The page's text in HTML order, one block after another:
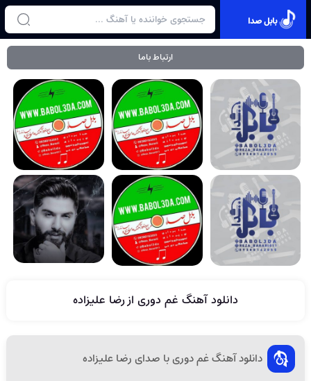
بابل صدا
ارتباط باما
دانلود آهنگ غم دوری از رضا علیزاده
دانلود آهنگ غم دوری با صدای رضا علیزاده